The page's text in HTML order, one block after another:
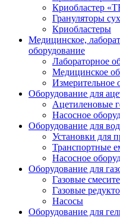
Криобластер
Грануляторы
Криобластеры
Медицинское,
оборудование
Лабораторное
Медицинское
Измерительное
Оборудование для
Ацетиленовые
Насосное
Оборудование для
Установки для
Транспортные
Насосное
Оборудование для
Газовые
Газовые
Насосы
Оборудование для